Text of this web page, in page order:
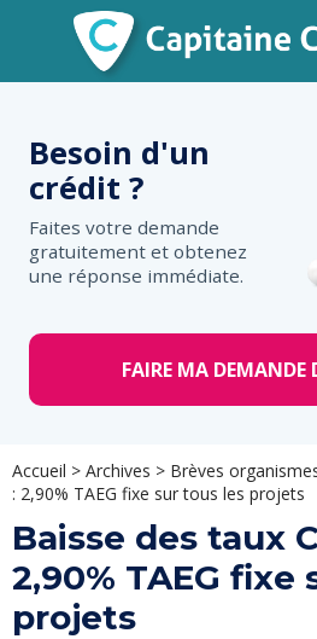
Besoin d'un
crédit ?
Faites votre demande
gratuitement et obtenez
une réponse immédiate.
FAIRE MA DEMANDE
Accueil > Archives > Brèves
: 2,90% TAEG fixe sur tous les projets
Baisse des taux
2,90% TAEG fixe
projets